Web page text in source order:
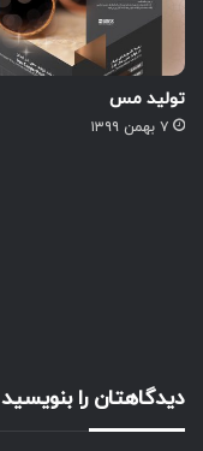
تولید مس
۷ بهمن ۱۳۹۹
دیدگاهتان را بنویسید